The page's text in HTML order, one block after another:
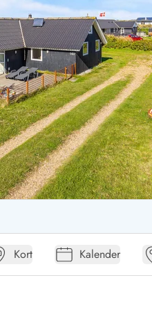
Sommerhuse i Hvide Sande
Sommerhuse i Henne
Sommerhuse i Ho
Sommerhuse i Houstrup
Sommerhuse i Houvig
Sommerhus på Holmsland
Sommerhuse på Holmsland
Sommerhuse i Hvide Sande
Sommerhuse i Jegum
Sommerhuse i Klegod
Fordele hos os
Kort Kalender